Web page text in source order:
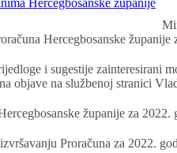
Hercegbosanske
i sugestije zainteresirani
objave na službenoj stranici
županije za 2022.
Proračuna za 2022.